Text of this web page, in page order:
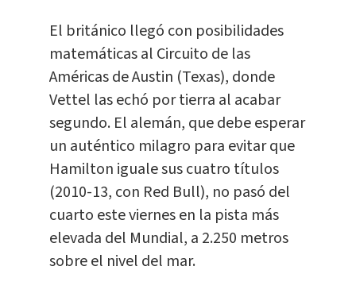
El británico llegó con posibilidades
matemáticas al Circuito de las
Américas de Austin (Texas), donde
Vettel las echó por tierra al acabar
segundo. El alemán, que debe esperar
un auténtico milagro para evitar que
Hamilton iguale sus cuatro títulos
(2010-13, con Red Bull), no pasó del
cuarto este viernes en la pista más
elevada del Mundial, a 2.250 metros
sobre el nivel del mar.